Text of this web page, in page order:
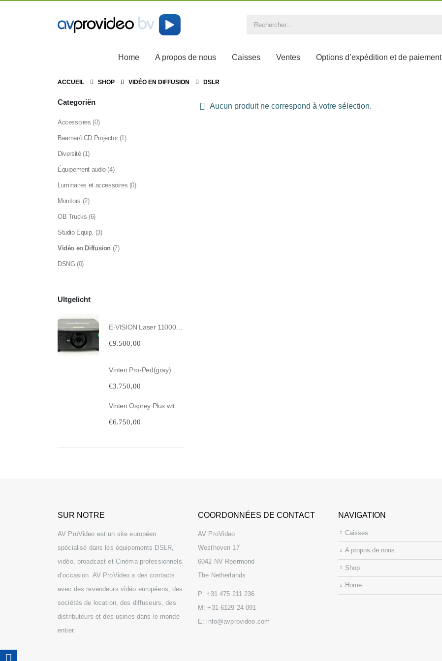
Home A propos de nous Caisses Ventes Options d’expédition et de paiement
ACCUEIL SHOP VIDÉO EN DIFFUSION DSLR
Aucun produit ne correspond à votre sélection.
Categoriën
Accessoires (0)
Beamer/LCD Projector (1)
Diversité (1)
Équipement audio (4)
Luminaires et accessoires (0)
Monitors (2)
OB Trucks (6)
Studio Equip. (3)
Vidéo en Diffusion (7)
DSNG (0)
UItgelicht
E-VISION Laser 11000-4K UHD Used, only 16 laser hours
€9.500,00
€3.750,00
Vinten Osprey Plus with Vinten Vision 22 Fluid Head
€6.750,00
SUR NOTRE
AV ProVideo est un site européen
spécialisé dans les équipements DSLR,
vidéo, broadcast et Cinéma professionnels
d’occasion. AV ProVideo a des contacts
avec des revendeurs vidéo européens, des
sociétés de location, des diffuseurs, des
distributeurs et des usines dans le monde
entier.
COORDONNÉES DE CONTACT
AV ProVideo
Westhoven 17
6042 NV Roermond
The Netherlands
P:+31 475 211 236
M:+31 6129 24 091
E: info@avprovideo.com
NAVIGATION
Caisses
A propos de nous
Shop
Home